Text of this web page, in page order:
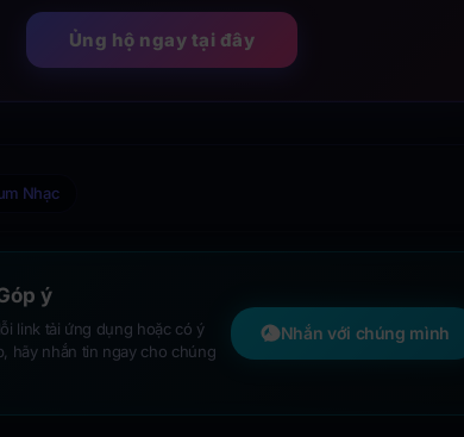
Ủng hộ ngay tại đây
Nhạc
ý
link tải ứng dụng hoặc có ý
hãy nhắn tin ngay cho chúng
Nhắn với chúng mình